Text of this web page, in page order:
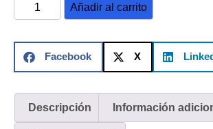
Video
Cable
ConectoresCables
Armados -
CoaxialCategoría
ÓpticaPara
Alimentación
Añadir al carrito
Facebook X
Descripción Información